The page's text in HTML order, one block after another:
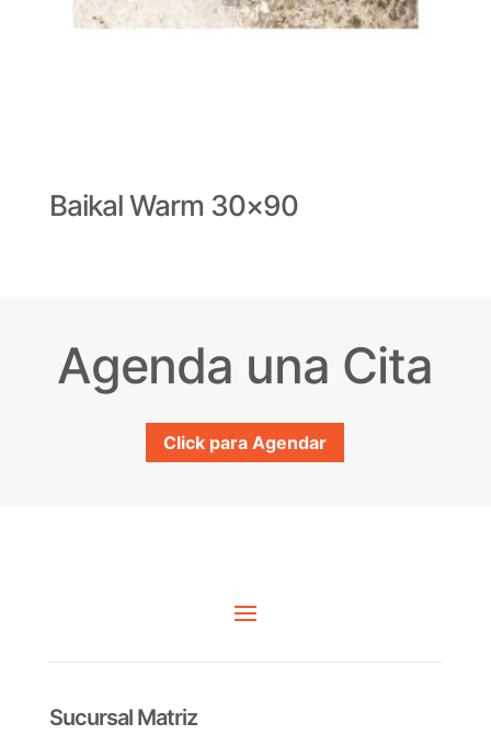
Baikal Warm 30×90
Agenda una Cita
Click para Agendar
Sucursal Matriz